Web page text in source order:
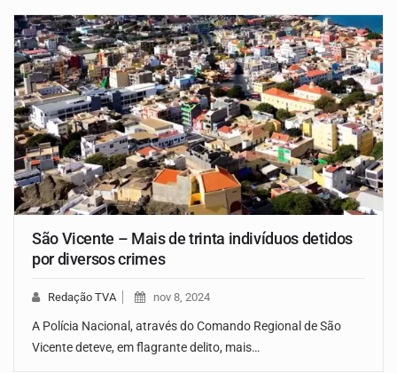
São Vicente – Mais de trinta indivíduos detidos
por diversos crimes
Redação TVA nov 8, 2024
A Polícia Nacional, através do Comando Regional de São
Vicente deteve, em flagrante delito, mais…